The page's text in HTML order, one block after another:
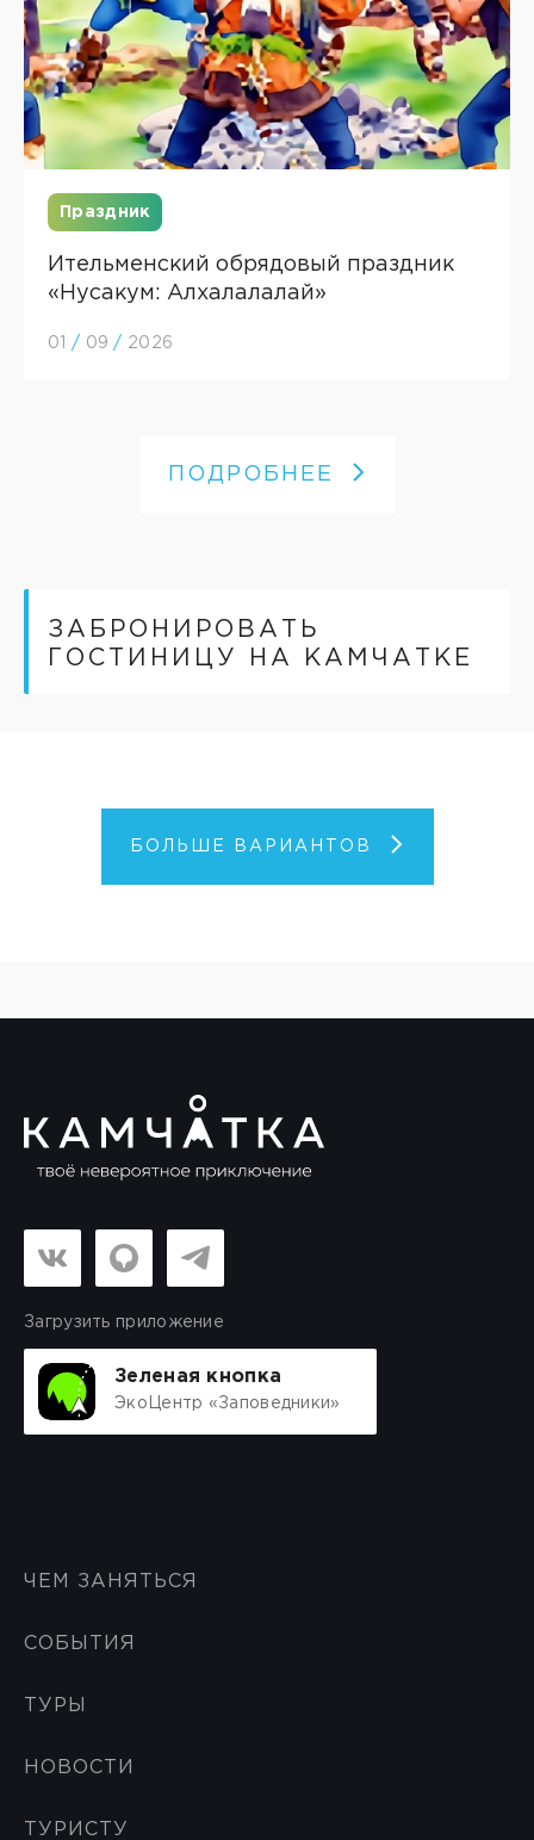
Праздник
Ительменский обрядовый праздник
«Нусакум: Алхалалалай»
01 / 09 / 2026
ПОДРОБНЕЕ
ЗАБРОНИРОВАТЬ
ГОСТИНИЦУ НА КАМЧАТКЕ
БОЛЬШЕ ВАРИАНТОВ
Загрузить приложение
Зеленая кнопка
ЭкоЦентр «Заповедники»
ЧЕМ ЗАНЯТЬСЯ
СОБЫТИЯ
ТУРЫ
НОВОСТИ
ТУРИСТУ